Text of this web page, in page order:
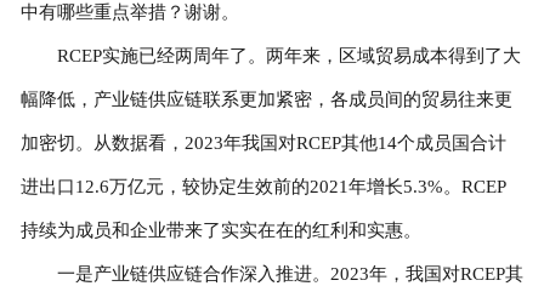
中有哪些重点举措？谢谢。
RCEP实施已经两周年了。两年来，区域贸易成本得到了大
幅降低，产业链供应链联系更加紧密，各成员间的贸易往来更
加密切。从数据看，2023年我国对RCEP其他14个成员国合计
进出口12.6万亿元，较协定生效前的2021年增长5.3%。RCEP
持续为成员和企业带来了实实在在的红利和实惠。
一是产业链供应链合作深入推进。2023年，我国对RCEP其